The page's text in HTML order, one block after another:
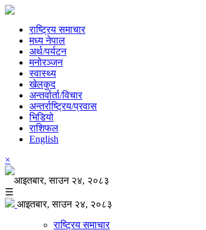
राष्ट्रिय समाचार
मध्य नेपाल
अर्थ/पर्यटन
मनोरञ्जन
स्वास्थ्य
खेलकुद
अन्तर्वार्ता/विचार
अन्तर्राष्ट्रिय/प्रवास
भिडियो
राशिफल
English
×
आइतबार, साउन २४, २०८३
☰
आइतबार, साउन २४, २०८३
राष्ट्रिय समाचार